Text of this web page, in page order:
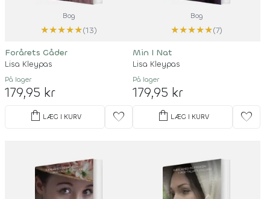
Bog
★★★★★(13)
Forårets Gåder
Lisa Kleypas
På lager
179,95 kr
shopping_bag LÆG I KURV favorite
Bog
★★★★★(7)
Min I Nat
Lisa Kleypas
På lager
179,95 kr
shopping_bag LÆG I KURV favorite